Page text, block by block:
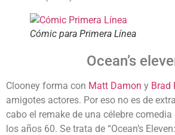
Cómic para Primera Línea
Ocean’s
Clooney forma con Matt Damon y Brad
amigotes actores. Por eso no es de
cabo el remake de una célebre
los años 60. Se trata de “Ocean’s